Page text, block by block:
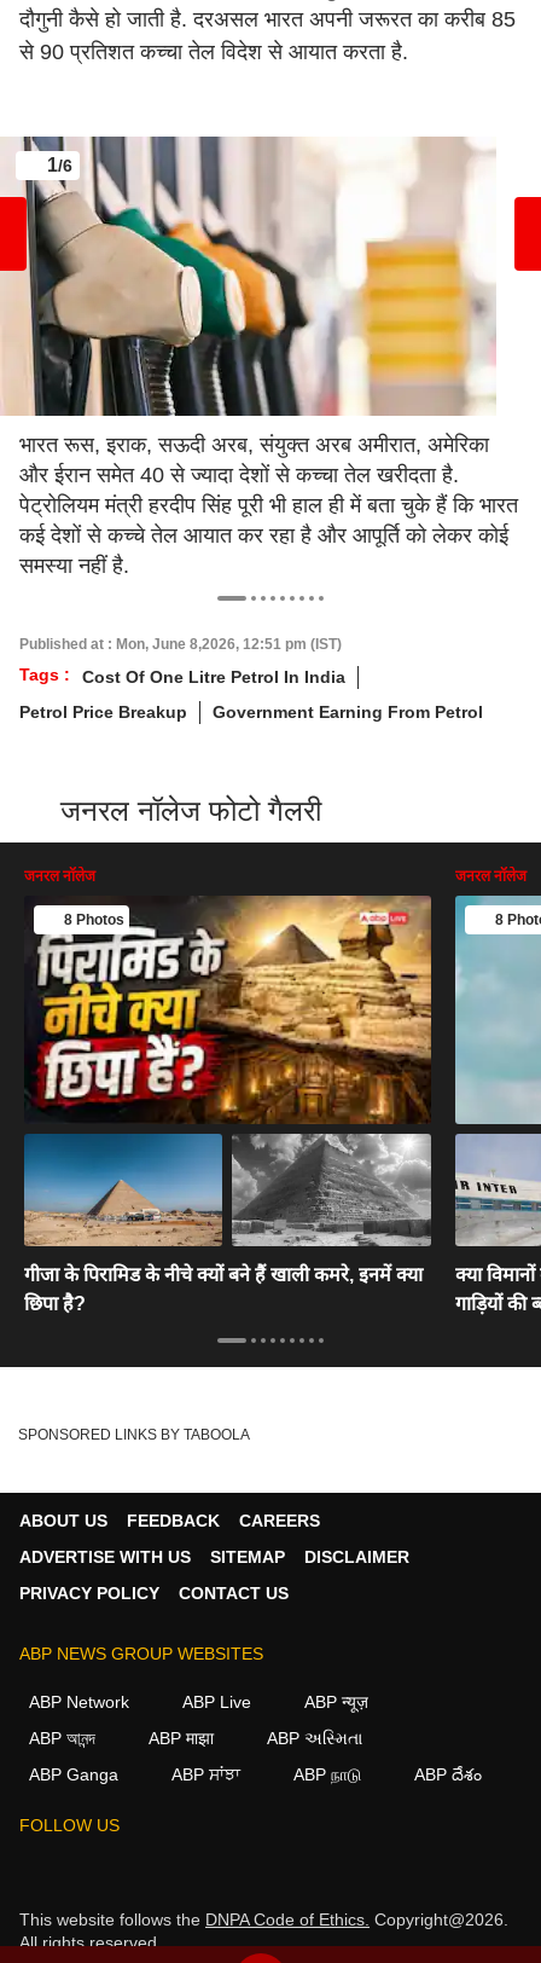
दौगुनी कैसे हो जाती है. दरअसल भारत अपनी जरूरत का करीब 85
से 90 प्रतिशत कच्चा तेल विदेश से आयात करता है.
1/6
भारत रूस, इराक, सऊदी अरब, संयुक्त अरब अमीरात, अमेरिका
और ईरान समेत 40 से ज्यादा देशों से कच्चा तेल खरीदता है.
पेट्रोलियम मंत्री हरदीप सिंह पूरी भी हाल ही में बता चुके हैं कि भारत
कई देशों से कच्चे तेल आयात कर रहा है और आपूर्ति को लेकर कोई
समस्या नहीं है.
Published at : Mon, June 8,2026, 12:51 pm (IST)
Tags :
Cost Of One Litre Petrol In India
Petrol Price Breakup
Government Earning From Petrol
जनरल नॉलेज फोटो गैलरी
जनरल नॉलेज
8 Photos
गीजा के पिरामिड के नीचे क्यों बने हैं खाली कमरे, इनमें क्या
छिपा है?
जनरल नॉलेज
8
क्या‌
गाड़ियों
SPONSORED LINKS BY TABOOLA
ABOUT US FEEDBACK
CAREERS
ADVERTISE WITH US
SITEMAP
DISCLAIMER
PRIVACY POLICY
CONTACT US
ABP NEWS GROUP WEBSITES
ABP Network ABP Live
ABP न्यूज़
ABP আনন্দ
ABP माझा
ABP અસ્મિતા
ABP Ganga
ABP ਸਾਂਝਾ ABP நாடு ABP దేశం
FOLLOW US
This website follows the DNPA Code of Ethics. Copyright@2026.
All rights reserved.